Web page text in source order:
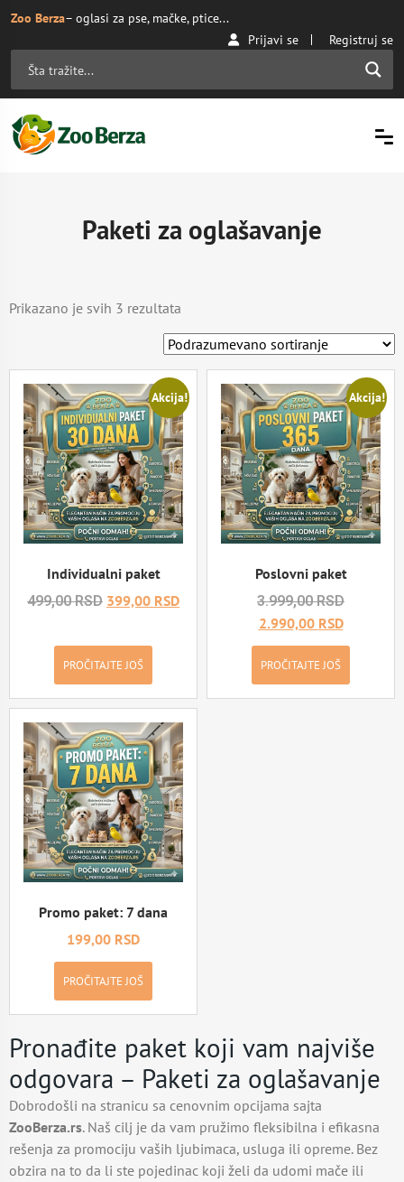
Zoo Berza– oglasi za pse, mačke, ptice...
Prijavi se
Registruj se
Paketi za oglašavanje
Prikazano je svih 3 rezultata
Akcija!
Individualni paket
499,00RSD 399,00 RSD
PROČITAJTE JOŠ
Akcija!
Poslovni paket
3.999,00RSD
2.990,00 RSD
PROČITAJTE JOŠ
Promo paket: 7 dana
199,00 RSD
PROČITAJTE JOŠ
Pronađite paket koji vam najviše
odgovara – Paketi za oglašavanje
Dobrodošli na stranicu sa cenovnim opcijama sajta
ZooBerza.rs. Naš cilj je da vam pružimo fleksibilna i efikasna
rešenja za promociju vaših ljubimaca, usluga ili opreme. Bez
obzira na to da li ste pojedinac koji želi da udomi mače ili